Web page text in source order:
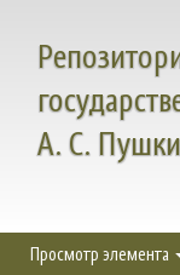
А. С.
Просмотр элемента